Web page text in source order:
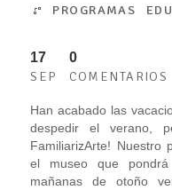
PROGRAMAS
17
SEP
0
COMENTARIOS
Han acabado las
despedir el verano,
FamiliarizArte! Nuestro
el museo que
mañanas de otoño